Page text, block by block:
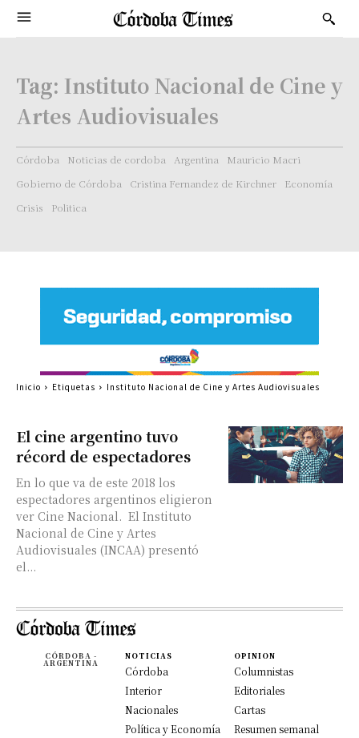
Tag: Instituto Nacional de Cine y
Artes Audiovisuales
Córdoba Noticias de cordoba Argentina
Mauricio Macri
Gobierno de Córdoba
Cristina Fernandez de Kirchner
Economía
Crisis
Politica
El cine argentino tuvo
récord de espectadores
En lo que va de este 2018 los
espectadores argentinos eligieron
ver Cine Nacional. El Instituto
Nacional de Cine y Artes
Audiovisuales (INCAA) presentó
el...
Inicio Etiquetas Instituto Nacional de Cine y Artes Audiovisuales
CÓRDOBA -
ARGENTINA
NOTICIAS
Córdoba
Interior
Nacionales
Política y Economía
OPINION
Columnistas
Editoriales
Cartas
Resumen semanal